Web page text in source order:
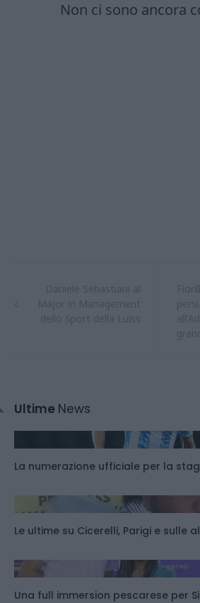
Ultime News
La numerazione ufficiale per la
Le ultime su Cicerelli, Parigi e sulle
Una full immersion pescarese per